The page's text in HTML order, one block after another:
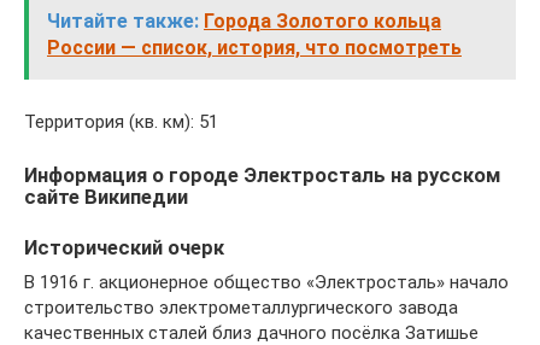
Читайте также: Города Золотого кольца
России — список, история, что посмотреть
Территория (кв. км): 51
Информация о городе Электросталь на русском
сайте Википедии
Исторический очерк
В 1916 г. акционерное общество «Электросталь» начало
строительство электрометаллургического завода
качественных сталей близ дачного посёлка Затишье